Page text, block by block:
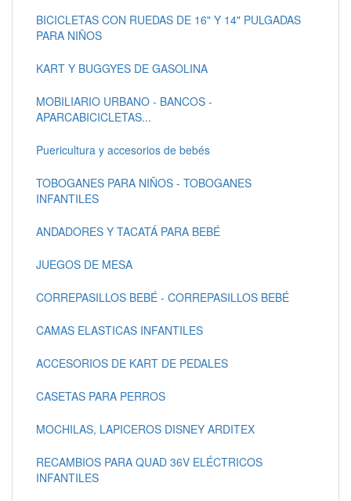
BICICLETAS CON RUEDAS DE 16" Y 14" PULGADAS
PARA NIÑOS
KART Y BUGGYES DE GASOLINA
MOBILIARIO URBANO - BANCOS -
APARCABICICLETAS...
Puericultura y accesorios de bebés
TOBOGANES PARA NIÑOS - TOBOGANES
INFANTILES
ANDADORES Y TACATÁ PARA BEBÉ
JUEGOS DE MESA
CORREPASILLOS BEBÉ - CORREPASILLOS BEBÉ
CAMAS ELASTICAS INFANTILES
ACCESORIOS DE KART DE PEDALES
CASETAS PARA PERROS
MOCHILAS, LAPICEROS DISNEY ARDITEX
RECAMBIOS PARA QUAD 36V ELÉCTRICOS
INFANTILES